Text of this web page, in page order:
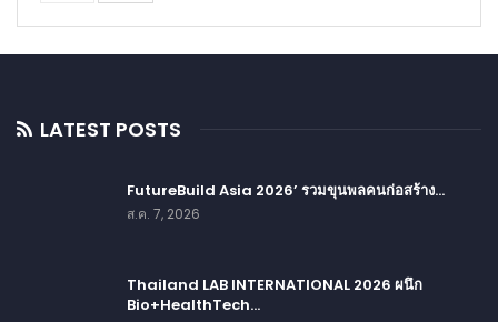
LATEST POSTS
FutureBuild Asia 2026’ รวมขุนพลคนก่อสร้าง…
ส.ค. 7, 2026
Thailand LAB INTERNATIONAL 2026 ผนึก
Bio+HealthTech…